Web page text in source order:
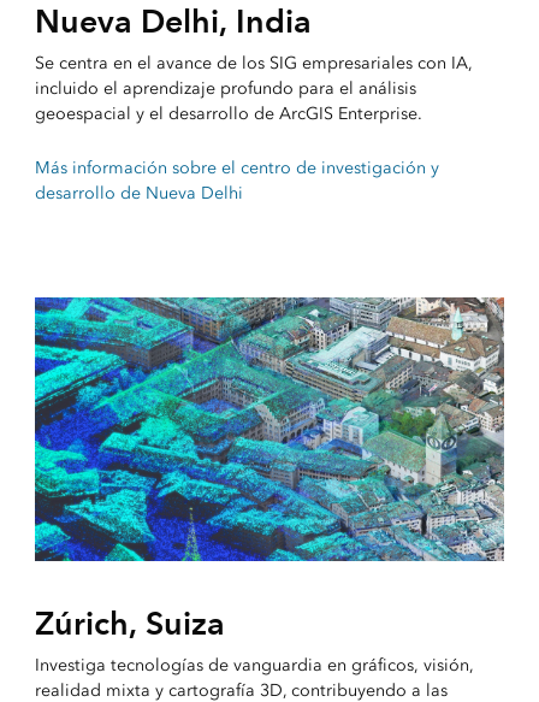
Nueva Delhi, India
Se centra en el avance de los SIG empresariales con IA,
incluido el aprendizaje profundo para el análisis
geoespacial y el desarrollo de ArcGIS Enterprise.
Más información sobre el centro de investigación y
desarrollo de Nueva Delhi
Zúrich, Suiza
Investiga tecnologías de vanguardia en gráficos, visión,
realidad mixta y cartografía 3D, contribuyendo a las